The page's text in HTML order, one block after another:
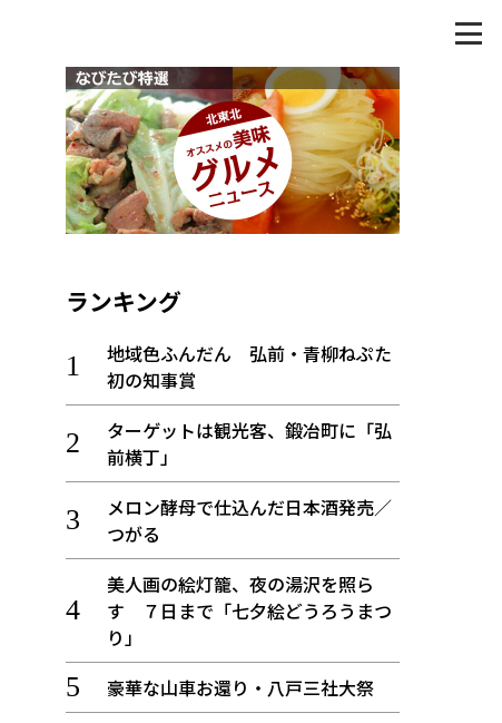
ランキング
地域色ふんだん 弘前・青柳ねぷた
初の知事賞
ターゲットは観光客、鍛冶町に「弘
前横丁」
メロン酵母で仕込んだ日本酒発売／
つがる
美人画の絵灯籠、夜の湯沢を照ら
す ７日まで「七夕絵どうろうまつ
り」
豪華な山車お還り・八戸三社大祭